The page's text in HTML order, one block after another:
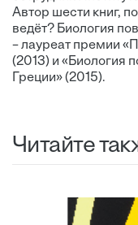
Автор шести книг,
ведёт? Биология
– лауреат премии
(2013) и «Биология
Греции» (2015).
Читайте